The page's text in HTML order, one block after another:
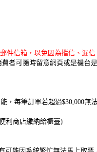
信箱，以免因為擋信、漏
者可隨時留意網頁或是機台
每筆訂單若超過$30,000
利商店繳納給櫃臺)